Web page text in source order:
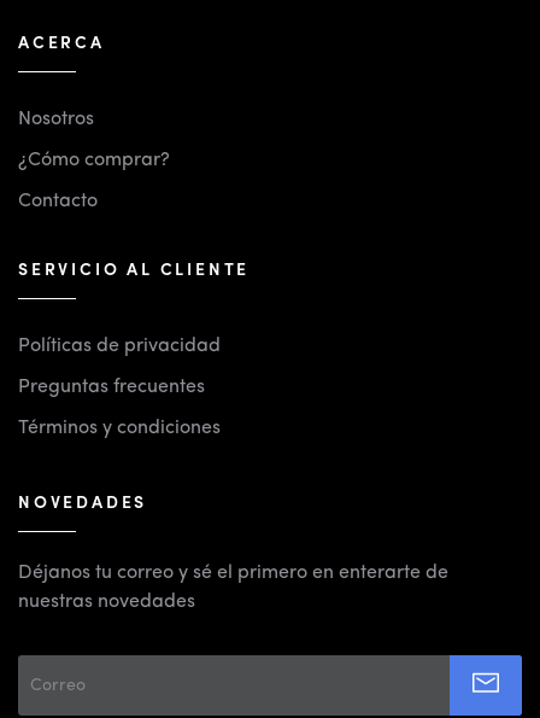
ACERCA
Nosotros
¿Cómo comprar?
Contacto
SERVICIO AL CLIENTE
Políticas de privacidad
Preguntas frecuentes
Términos y condiciones
NOVEDADES
Déjanos tu correo y sé el primero en enterarte de
nuestras novedades